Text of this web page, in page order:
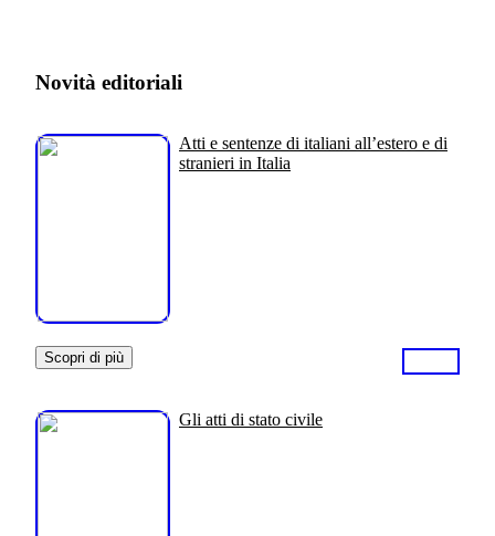
Novità editoriali
Atti e sentenze di italiani all’estero e di
stranieri in Italia
Scopri di più
Gli atti di stato civile